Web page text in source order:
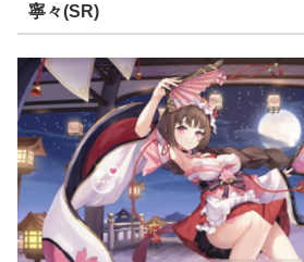
寧々(SR)